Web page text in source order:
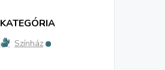
KATEGÓRIA
Színház